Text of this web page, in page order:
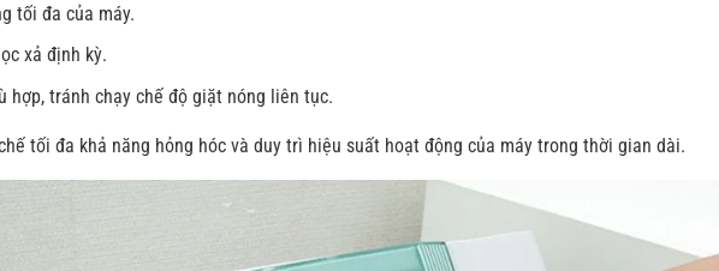
tối đa của máy.
xả định kỳ.
hợp, tránh chạy chế độ giặt nóng liên tục.
tối đa khả năng hỏng hóc và duy trì hiệu suất hoạt động của máy trong thời gian dài.